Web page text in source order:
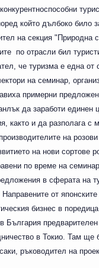
който дълбоко било
на секция
по отрасли бил
че туризма е една
на семинар,
примерни
да заработи
както и да разполага
на
на нови сортове
по време на
в сферата на
от
бизнес в
България
в Токио. Там ще
ръководител на